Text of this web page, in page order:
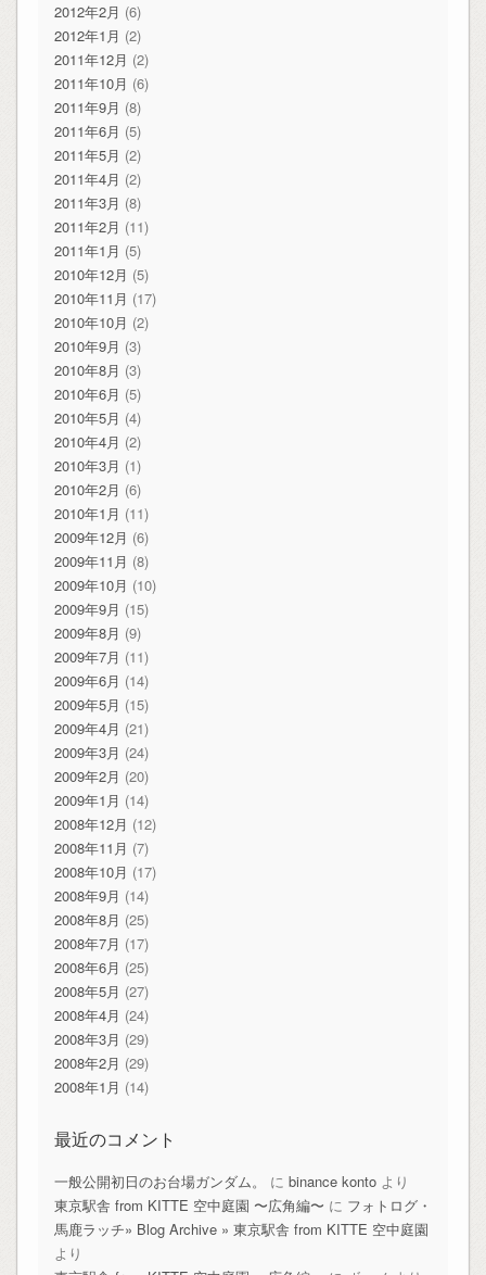
2012年2月 (6)
2012年1月 (2)
2011年12月 (2)
2011年10月 (6)
2011年9月 (8)
2011年6月 (5)
2011年5月 (2)
2011年4月 (2)
2011年3月 (8)
2011年2月 (11)
2011年1月 (5)
2010年12月 (5)
2010年11月 (17)
2010年10月 (2)
2010年9月 (3)
2010年8月 (3)
2010年6月 (5)
2010年5月 (4)
2010年4月 (2)
2010年3月 (1)
2010年2月 (6)
2010年1月 (11)
2009年12月 (6)
2009年11月 (8)
2009年10月 (10)
2009年9月 (15)
2009年8月 (9)
2009年7月 (11)
2009年6月 (14)
2009年5月 (15)
2009年4月 (21)
2009年3月 (24)
2009年2月 (20)
2009年1月 (14)
2008年12月 (12)
2008年11月 (7)
2008年10月 (17)
2008年9月 (14)
2008年8月 (25)
2008年7月 (17)
2008年6月 (25)
2008年5月 (27)
2008年4月 (24)
2008年3月 (29)
2008年2月 (29)
2008年1月 (14)
最近のコメント
一般公開初日のお台場ガンダム。 に binance kontoより
東京駅舎 from KITTE 空中庭園 〜広角編〜 に フォトログ・
馬鹿ラッチ» Blog Archive » 東京駅舎 from KITTE 空中庭園
より